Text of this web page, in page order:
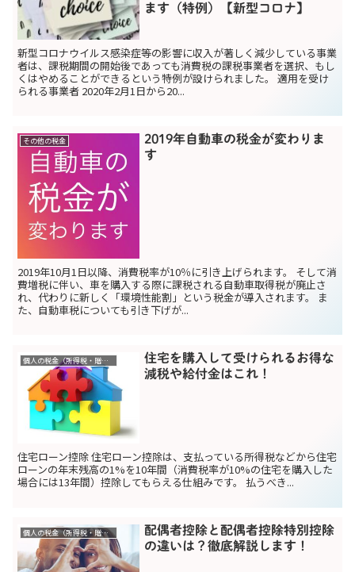
ます（特例）【新型コロナ】
新型コロナウイルス感染症等の影響に収入が著しく減少している事業
者は、課税期間の開始後であっても消費税の課税事業者を選択、もし
くはやめることができるという特例が設けられました。 適用を受け
られる事業者 2020年2月1日から20...
その他の税金
2019年自動車の税金が変わりま
す
2019年10月1日以降、消費税率が10％に引き上げられます。 そして消
費増税に伴い、車を購入する際に課税される自動車取得税が廃止さ
れ、代わりに新しく「環境性能割」という税金が導入されます。 ま
た、自動車税についても引き下げが...
個人の税金（所得税・贈与税）
住宅を購入して受けられるお得な
減税や給付金はこれ！
住宅ローン控除 住宅ローン控除は、支払っている所得税などから住宅
ローンの年末残高の1%を10年間（消費税率が10%の住宅を購入した
場合には13年間）控除してもらえる仕組みです。 払うべき...
個人の税金（所得税・贈与税）
配偶者控除と配偶者控除特別控除
の違いは？徹底解説します！